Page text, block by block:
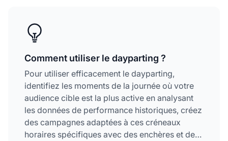
Comment utiliser le dayparting ?
Pour utiliser efficacement le dayparting,
identifiez les moments de la journée où votre
audience cible est la plus active en analysant
les données de performance historiques, créez
des campagnes adaptées à ces créneaux
horaires spécifiques avec des enchères et des